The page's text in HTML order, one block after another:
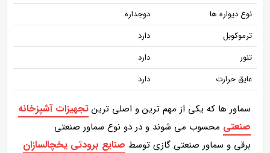
نوع دیواره ها
دوجداره
ترموکوبل
دارد
تنور
دارد
عایق حرارت
دارد
سماور ها که یکی از مهم ترین و اصلی ترین تجهیزات آشپزخانه
صنعتی محسوب می شوند و در دو نوع سماور صنعتی
برقی و سماور صنعتی گازی توسط صنایع برودتی یخچالسازان